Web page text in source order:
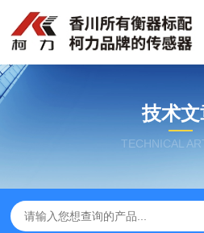
技术文
TECHNICAL